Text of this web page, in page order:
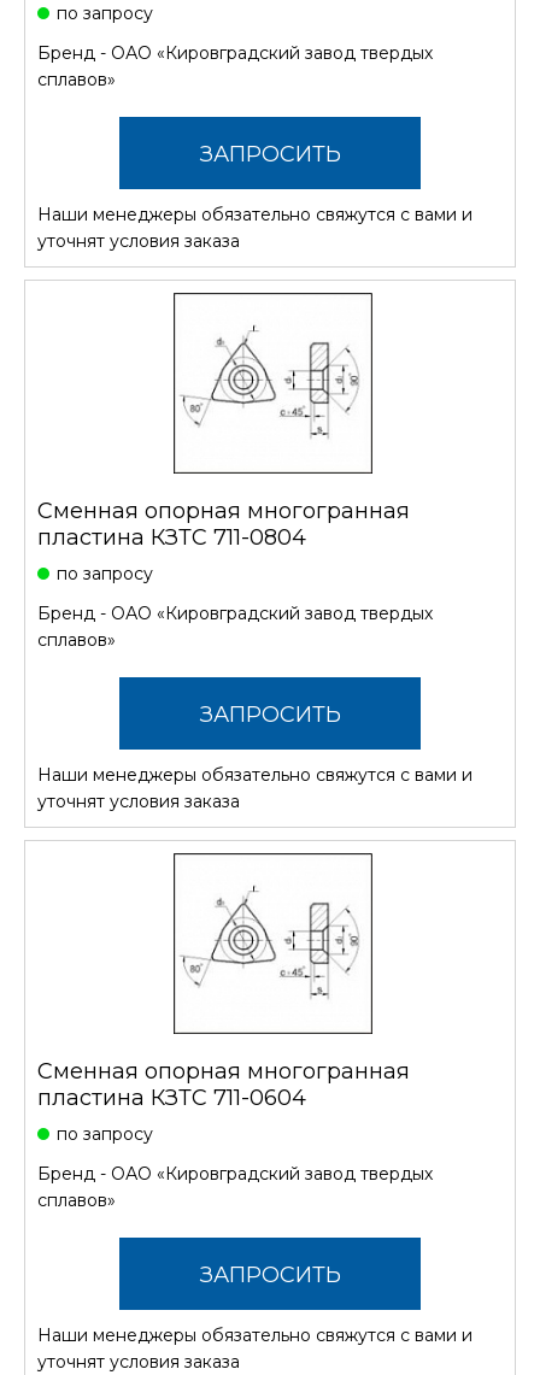
по запросу
Бренд - ОАО «Кировградский завод твердых
сплавов»
ЗАПРОСИТЬ
СТОИМОСТЬ
Наши менеджеры обязательно свяжутся с вами и
уточнят условия заказа
Сменная опорная многогранная
пластина КЗТС 711-0804
по запросу
Бренд - ОАО «Кировградский завод твердых
сплавов»
ЗАПРОСИТЬ
СТОИМОСТЬ
Наши менеджеры обязательно свяжутся с вами и
уточнят условия заказа
Сменная опорная многогранная
пластина КЗТС 711-0604
по запросу
Бренд - ОАО «Кировградский завод твердых
сплавов»
ЗАПРОСИТЬ
СТОИМОСТЬ
Наши менеджеры обязательно свяжутся с вами и
уточнят условия заказа